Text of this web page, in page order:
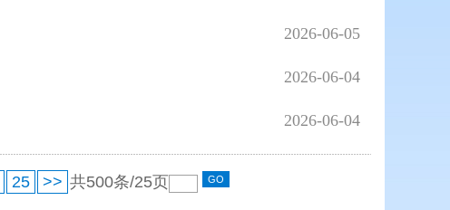
2026-06-05
2026-06-04
2026-06-04
25 >> 共500条/25页